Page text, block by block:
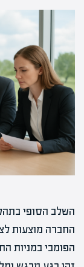
השלב הסופי
החברה מוצעות
הפומבי במניות